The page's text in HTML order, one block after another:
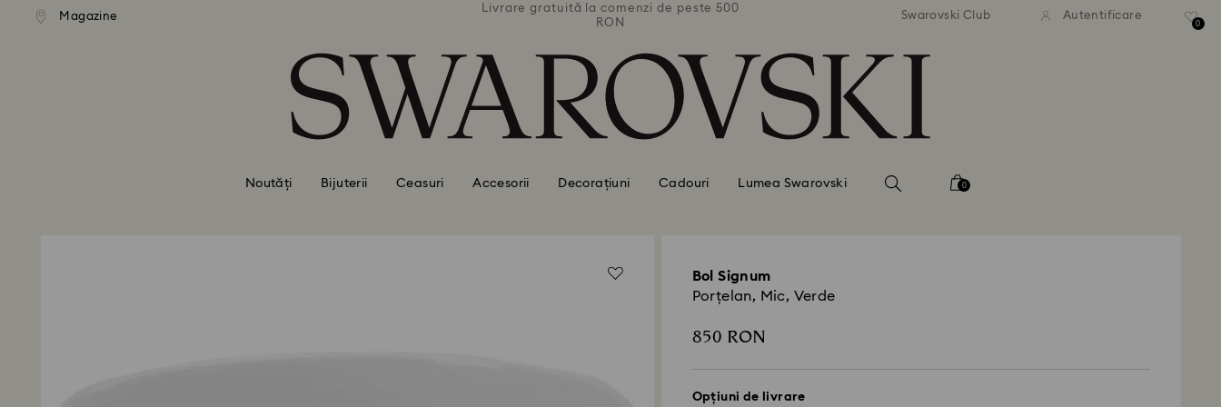
Accesskeys list
Magazine
la comenzi de peste 500
RON
Livrare gratuită la comenzi de peste 500
RON
Livrare gratuită la comenzi de peste 500
Livrare gratuită la comenzi
Swarovski Club Autentificare
0
Noutăți Bijuterii Ceasuri Accesorii Decorațiuni Cadouri Lumea Swarovski 0
Bol Signum
Porțelan, Mic, Verde
850 RON
Opțiuni de livrare